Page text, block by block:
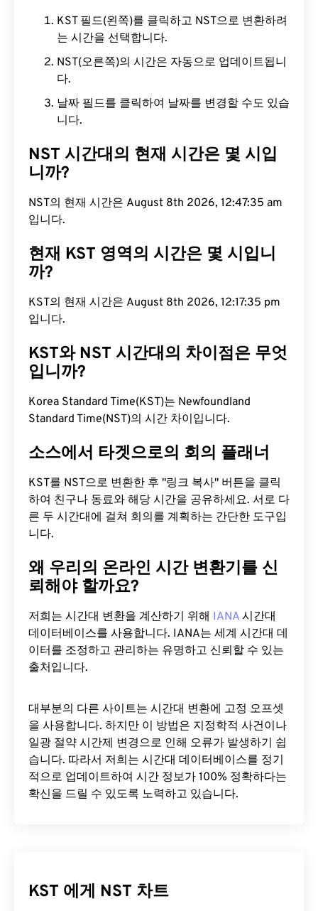
KST 필드(왼쪽)를 클릭하고 NST으로 변환하려
는 시간을 선택합니다.
NST(오른쪽)의 시간은 자동으로 업데이트됩니
다.
날짜 필드를 클릭하여 날짜를 변경할 수도 있습
니다.
NST 시간대의 현재 시간은 몇 시입
니까?
NST의 현재 시간은 August 8th 2026, 12:47:36 am
입니다.
현재 KST 영역의 시간은 몇 시입니
까?
KST의 현재 시간은 August 8th 2026, 12:17:36 pm
입니다.
KST와 NST 시간대의 차이점은 무엇
입니까?
Korea Standard Time(KST)는 Newfoundland
Standard Time(NST)의 시간 차이입니다.
소스에서 타겟으로의 회의 플래너
KST를 NST으로 변환한 후 "링크 복사" 버튼을 클릭
하여 친구나 동료와 해당 시간을 공유하세요. 서로 다
른 두 시간대에 걸쳐 회의를 계획하는 간단한 도구입
니다.
왜 우리의 온라인 시간 변환기를 신
뢰해야 할까요?
저희는 시간대 변환을 계산하기 위해 IANA 시간대
데이터베이스를 사용합니다. IANA는 세계 시간대 데
이터를 조정하고 관리하는 유명하고 신뢰할 수 있는
출처입니다.
대부분의 다른 사이트는 시간대 변환에 ​​고정 오프셋
을 사용합니다. 하지만 이 방법은 지정학적 사건이나
일광 절약 시간제 변경으로 인해 오류가 발생하기 쉽
습니다. 따라서 저희는 시간대 데이터베이스를 정기
적으로 업데이트하여 시간 정보가 100% 정확하다는
확신을 드릴 수 있도록 노력하고 있습니다.
KST 에게 NST 차트